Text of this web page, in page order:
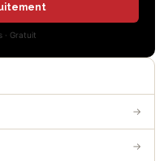
· Gratuit
→
→